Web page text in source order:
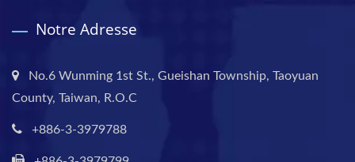
Notre Adresse
No.6 Wunming 1st St., Gueishan Township, Taoyuan
County, Taiwan, R.O.C
+886-3-3979788